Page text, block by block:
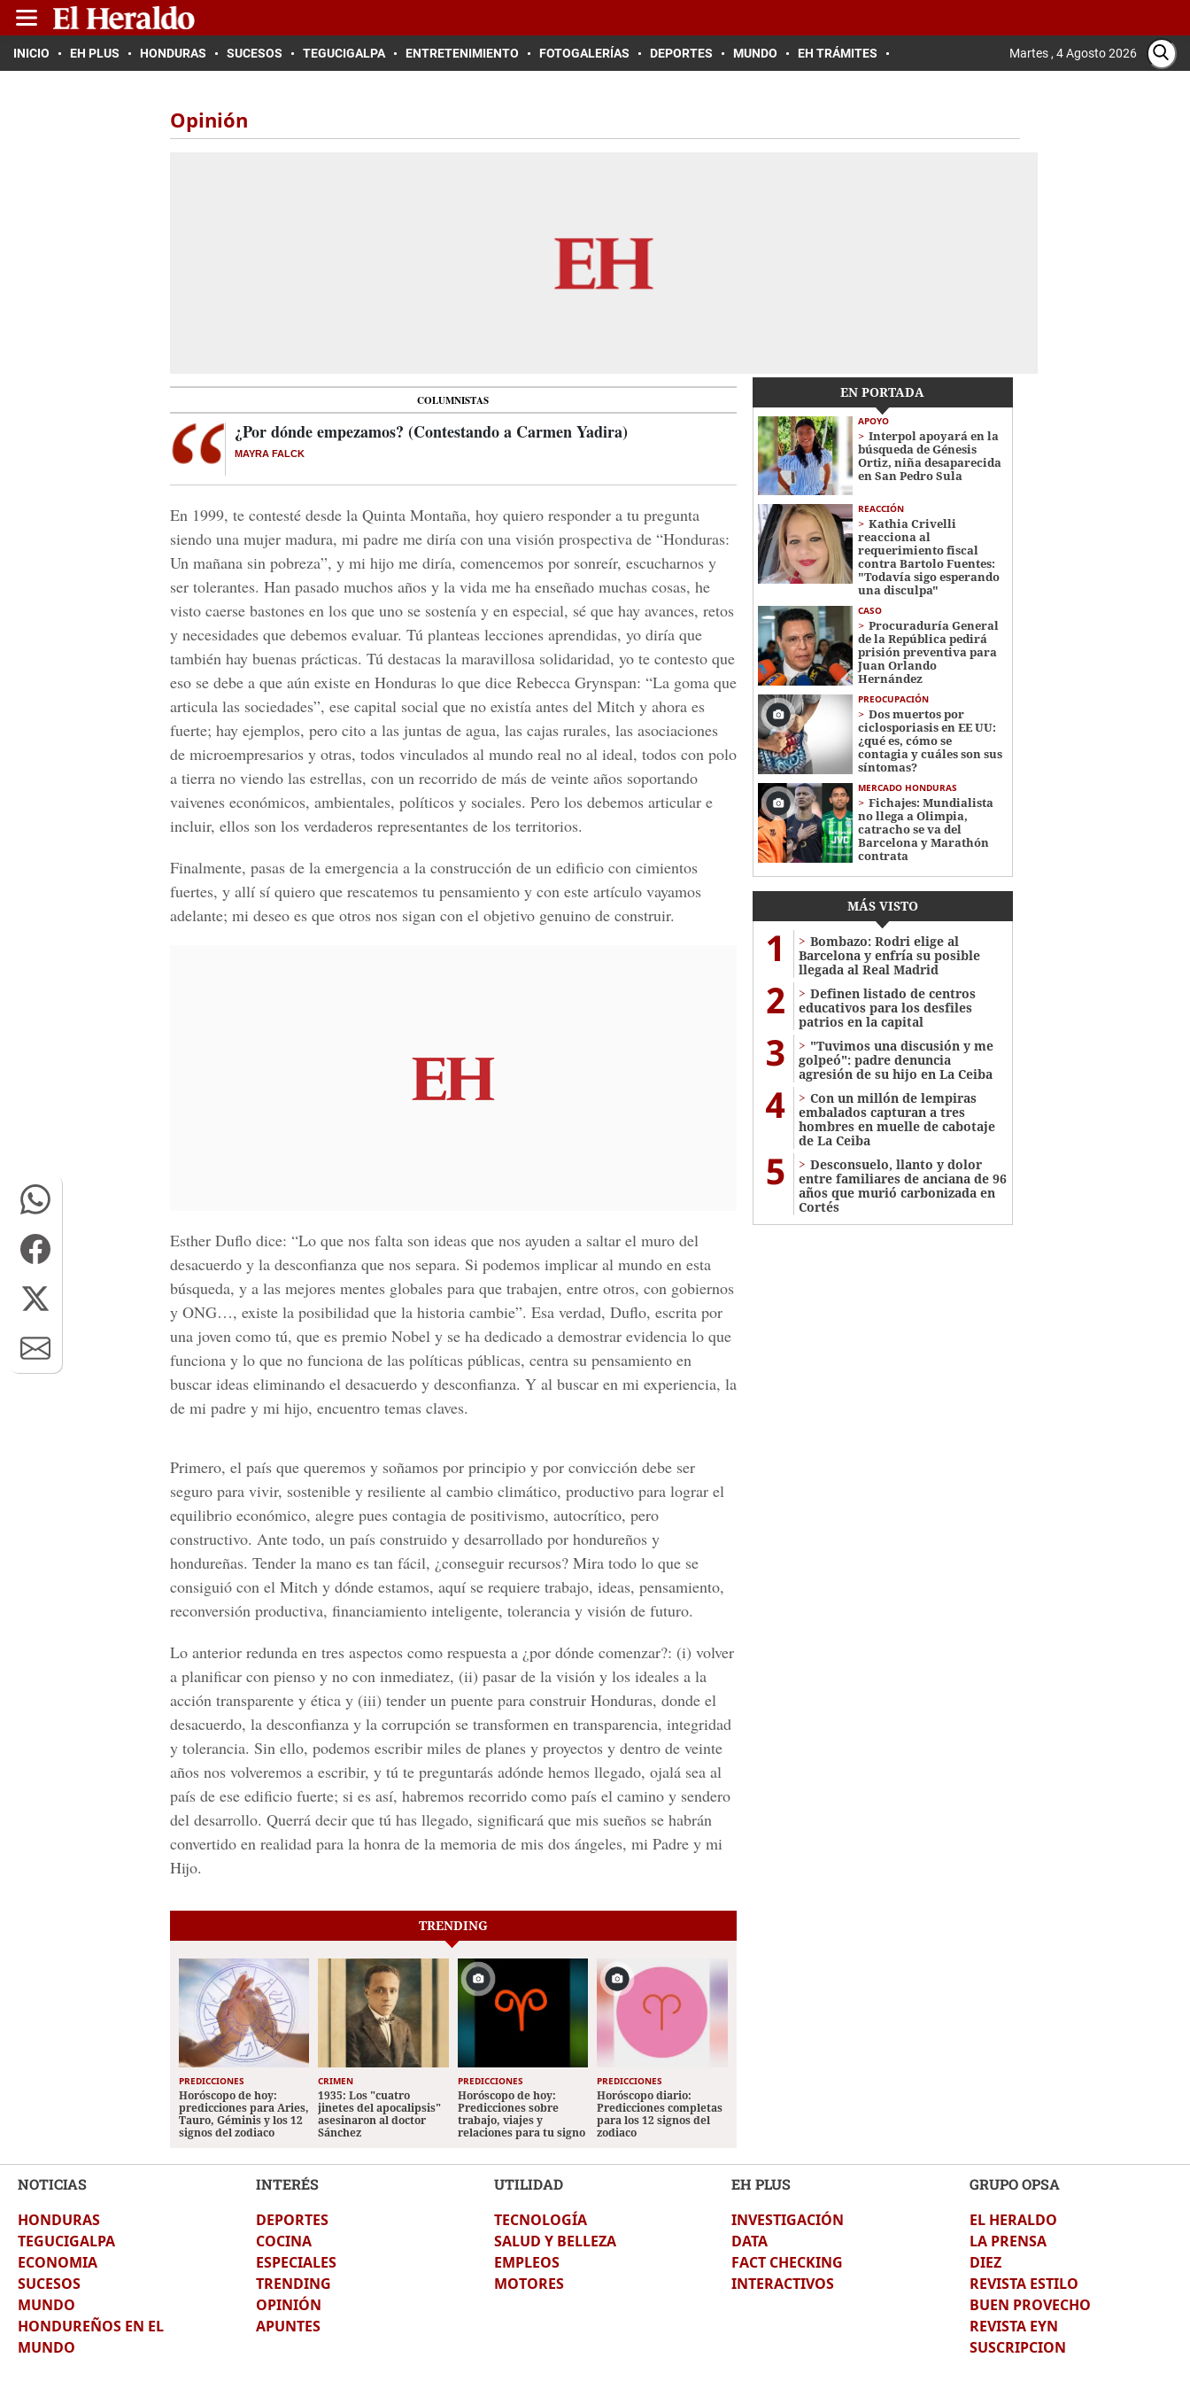
INICIO EH PLUS HONDURAS SUCESOS TEGUCIGALPA ENTRETENIMIENTO FOTOGALERÍAS DEPORTES MUNDO EH TRÁMITES Martes , 4 Agosto 2026
Opinión
COLUMNISTAS
¿Por dónde empezamos? (Contestando a Carmen Yadira)
MAYRA FALCK
En 1999, te contesté desde la Quinta Montaña, hoy quiero responder a tu pregunta
siendo una mujer madura, mi padre me diría con una visión prospectiva de “Honduras:
Un mañana sin pobreza”, y mi hijo me diría, comencemos por sonreír, escucharnos y
ser tolerantes. Han pasado muchos años y la vida me ha enseñado muchas cosas, he
visto caerse bastones en los que uno se sostenía y en especial, sé que hay avances, retos
y necesidades que debemos evaluar. Tú planteas lecciones aprendidas, yo diría que
también hay buenas prácticas. Tú destacas la maravillosa solidaridad, yo te contesto que
eso se debe a que aún existe en Honduras lo que dice Rebecca Grynspan: “La goma que
articula las sociedades”, ese capital social que no existía antes del Mitch y ahora es
fuerte; hay ejemplos, pero cito a las juntas de agua, las cajas rurales, las asociaciones
de microempresarios y otras, todos vinculados al mundo real no al ideal, todos con polo
a tierra no viendo las estrellas, con un recorrido de más de veinte años soportando
vaivenes económicos, ambientales, políticos y sociales. Pero los debemos articular e
incluir, ellos son los verdaderos representantes de los territorios.
Finalmente, pasas de la emergencia a la construcción de un edificio con cimientos
fuertes, y allí sí quiero que rescatemos tu pensamiento y con este artículo vayamos
adelante; mi deseo es que otros nos sigan con el objetivo genuino de construir.
Esther Duflo dice: “Lo que nos falta son ideas que nos ayuden a saltar el muro del
desacuerdo y la desconfianza que nos separa. Si podemos implicar al mundo en esta
búsqueda, y a las mejores mentes globales para que trabajen, entre otros, con gobiernos
y ONG…, existe la posibilidad que la historia cambie”. Esa verdad, Duflo, escrita por
una joven como tú, que es premio Nobel y se ha dedicado a demostrar evidencia lo que
funciona y lo que no funciona de las políticas públicas, centra su pensamiento en
buscar ideas eliminando el desacuerdo y desconfianza. Y al buscar en mi experiencia, la
de mi padre y mi hijo, encuentro temas claves.
Primero, el país que queremos y soñamos por principio y por convicción debe ser
seguro para vivir, sostenible y resiliente al cambio climático, productivo para lograr el
equilibrio económico, alegre pues contagia de positivismo, autocrítico, pero
constructivo. Ante todo, un país construido y desarrollado por hondureños y
hondureñas. Tender la mano es tan fácil, ¿conseguir recursos? Mira todo lo que se
consiguió con el Mitch y dónde estamos, aquí se requiere trabajo, ideas, pensamiento,
reconversión productiva, financiamiento inteligente, tolerancia y visión de futuro.
Lo anterior redunda en tres aspectos como respuesta a ¿por dónde comenzar?: (i) volver
a planificar con pienso y no con inmediatez, (ii) pasar de la visión y los ideales a la
acción transparente y ética y (iii) tender un puente para construir Honduras, donde el
desacuerdo, la desconfianza y la corrupción se transformen en transparencia, integridad
y tolerancia. Sin ello, podemos escribir miles de planes y proyectos y dentro de veinte
años nos volveremos a escribir, y tú te preguntarás adónde hemos llegado, ojalá sea al
país de ese edificio fuerte; si es así, habremos recorrido como país el camino y sendero
del desarrollo. Querrá decir que tú has llegado, significará que mis sueños se habrán
convertido en realidad para la honra de la memoria de mis dos ángeles, mi Padre y mi
Hijo.
EN PORTADA
APOYO
Interpol apoyará en la
búsqueda de Génesis
Ortiz, niña desaparecida
en San Pedro Sula
REACCIÓN
Kathia Crivelli
reacciona al
requerimiento fiscal
contra Bartolo Fuentes:
"Todavía sigo esperando
una disculpa"
CASO
Procuraduría General
de la República pedirá
prisión preventiva para
Juan Orlando
Hernández
PREOCUPACIÓN
Dos muertos por
ciclosporiasis en EE UU:
¿qué es, cómo se
contagia y cuáles son sus
síntomas?
MERCADO HONDURAS
Fichajes: Mundialista
no llega a Olimpia,
catracho se va del
Barcelona y Marathón
contrata
MÁS VISTO
1
Bombazo: Rodri elige al
Barcelona y enfría su posible
llegada al Real Madrid
2
Definen listado de centros
educativos para los desfiles
patrios en la capital
3
"Tuvimos una discusión y me
golpeó": padre denuncia
agresión de su hijo en La Ceiba
4
Con un millón de lempiras
embalados capturan a tres
hombres en muelle de cabotaje
de La Ceiba
5
​​​​Desconsuelo, llanto y dolor
entre familiares de anciana de 96
años que murió carbonizada en
Cortés
TRENDING
PREDICCIONES
Horóscopo de hoy:
predicciones para Aries,
Tauro, Géminis y los 12
signos del zodiaco
CRIMEN
1935: Los "cuatro
jinetes del apocalipsis"
asesinaron al doctor
Sánchez
PREDICCIONES
Horóscopo de hoy:
Predicciones sobre
trabajo, viajes y
relaciones para tu signo
PREDICCIONES
Horóscopo diario:
Predicciones completas
para los 12 signos del
zodiaco
NOTICIAS
HONDURAS
TEGUCIGALPA
ECONOMIA
SUCESOS
MUNDO
HONDUREÑOS EN EL
MUNDO
INTERÉS
DEPORTES
COCINA
ESPECIALES
TRENDING
OPINIÓN
APUNTES
UTILIDAD
TECNOLOGÍA
SALUD Y BELLEZA
EMPLEOS
MOTORES
EH PLUS
INVESTIGACIÓN
DATA
FACT CHECKING
INTERACTIVOS
GRUPO OPSA
EL HERALDO
LA PRENSA
DIEZ
REVISTA ESTILO
BUEN PROVECHO
REVISTA EYN
SUSCRIPCION